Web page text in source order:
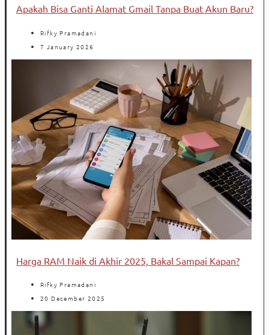
Apakah Bisa Ganti Alamat Gmail Tanpa Buat Akun Baru?
Rifky Pramadani
7 January 2026
Harga RAM Naik di Akhir 2025, Bakal Sampai Kapan?
Rifky Pramadani
20 December 2025